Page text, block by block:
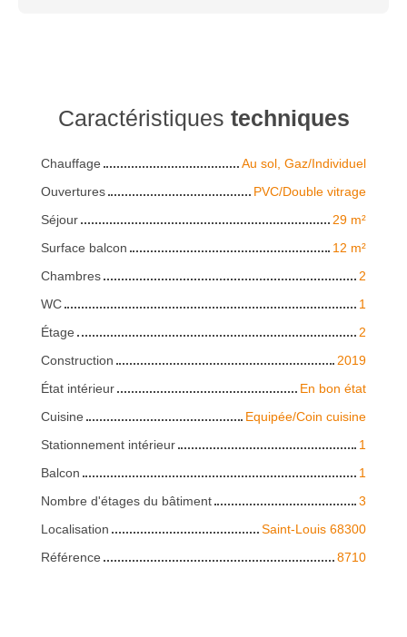
Caractéristiques techniques
Chauffage
Au sol, Gaz/Individuel
Ouvertures
PVC/Double vitrage
Séjour
29 m²
Surface balcon
12 m²
Chambres
2
WC
1
Étage
2
Construction
2019
État intérieur
En bon état
Cuisine
Equipée/Coin cuisine
Stationnement intérieur
1
Balcon
1
Nombre d'étages du bâtiment
3
Localisation
Saint-Louis 68300
Référence
8710